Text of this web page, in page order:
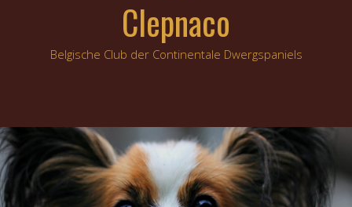
Clepnaco
Belgische Club der Continentale Dwergspaniels